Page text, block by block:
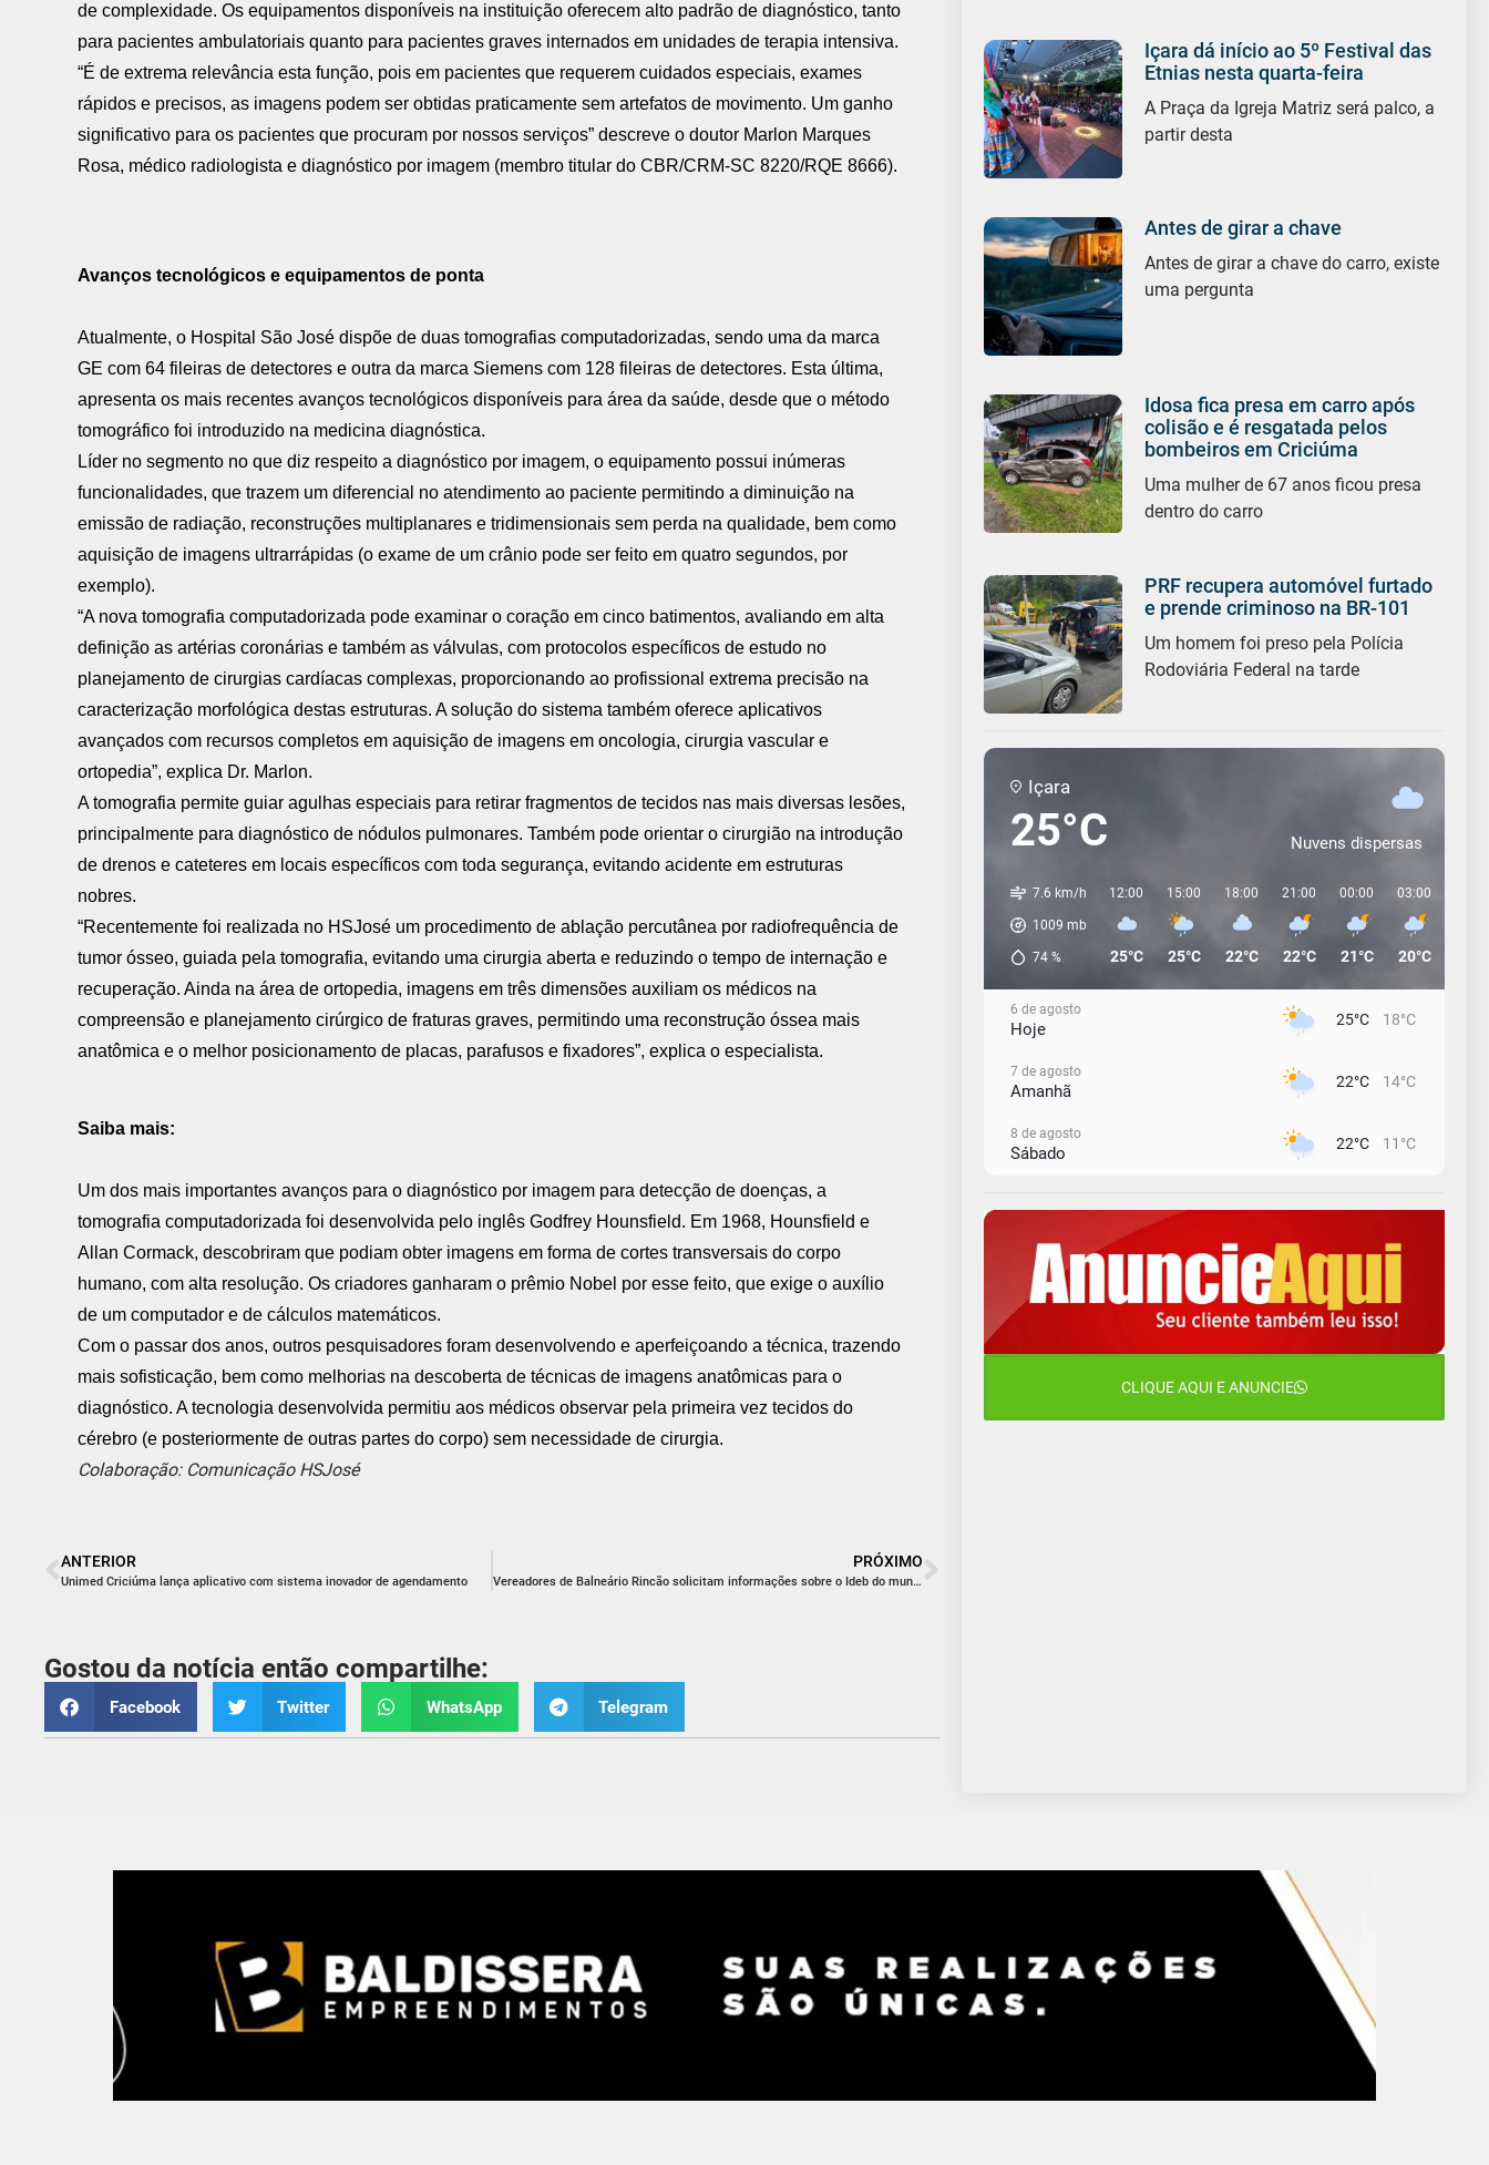
de complexidade. Os equipamentos disponíveis na instituição oferecem alto padrão de diagnóstico, tanto
para pacientes ambulatoriais quanto para pacientes graves internados em unidades de terapia intensiva.
“É de extrema relevância esta função, pois em pacientes que requerem cuidados especiais, exames
rápidos e precisos, as imagens podem ser obtidas praticamente sem artefatos de movimento. Um ganho
significativo para os pacientes que procuram por nossos serviços” descreve o doutor Marlon Marques
Rosa, médico radiologista e diagnóstico por imagem (membro titular do CBR/CRM-SC 8220/RQE 8666).
Avanços tecnológicos e equipamentos de ponta
Atualmente, o Hospital São José dispõe de duas tomografias computadorizadas, sendo uma da marca
GE com 64 fileiras de detectores e outra da marca Siemens com 128 fileiras de detectores. Esta última,
apresenta os mais recentes avanços tecnológicos disponíveis para área da saúde, desde que o método
tomográfico foi introduzido na medicina diagnóstica.
Líder no segmento no que diz respeito a diagnóstico por imagem, o equipamento possui inúmeras
funcionalidades, que trazem um diferencial no atendimento ao paciente permitindo a diminuição na
emissão de radiação, reconstruções multiplanares e tridimensionais sem perda na qualidade, bem como
aquisição de imagens ultrarrápidas (o exame de um crânio pode ser feito em quatro segundos, por
exemplo).
“A nova tomografia computadorizada pode examinar o coração em cinco batimentos, avaliando em alta
definição as artérias coronárias e também as válvulas, com protocolos específicos de estudo no
planejamento de cirurgias cardíacas complexas, proporcionando ao profissional extrema precisão na
caracterização morfológica destas estruturas. A solução do sistema também oferece aplicativos
avançados com recursos completos em aquisição de imagens em oncologia, cirurgia vascular e
ortopedia”, explica Dr. Marlon.
A tomografia permite guiar agulhas especiais para retirar fragmentos de tecidos nas mais diversas lesões,
principalmente para diagnóstico de nódulos pulmonares. Também pode orientar o cirurgião na introdução
de drenos e cateteres em locais específicos com toda segurança, evitando acidente em estruturas
nobres.
“Recentemente foi realizada no HSJosé um procedimento de ablação percutânea por radiofrequência de
tumor ósseo, guiada pela tomografia, evitando uma cirurgia aberta e reduzindo o tempo de internação e
recuperação. Ainda na área de ortopedia, imagens em três dimensões auxiliam os médicos na
compreensão e planejamento cirúrgico de fraturas graves, permitindo uma reconstrução óssea mais
anatômica e o melhor posicionamento de placas, parafusos e fixadores”, explica o especialista.
Saiba mais:
Um dos mais importantes avanços para o diagnóstico por imagem para detecção de doenças, a
tomografia computadorizada foi desenvolvida pelo inglês Godfrey Hounsfield. Em 1968, Hounsfield e
Allan Cormack, descobriram que podiam obter imagens em forma de cortes transversais do corpo
humano, com alta resolução. Os criadores ganharam o prêmio Nobel por esse feito, que exige o auxílio
de um computador e de cálculos matemáticos.
Com o passar dos anos, outros pesquisadores foram desenvolvendo e aperfeiçoando a técnica, trazendo
mais sofisticação, bem como melhorias na descoberta de técnicas de imagens anatômicas para o
diagnóstico. A tecnologia desenvolvida permitiu aos médicos observar pela primeira vez tecidos do
cérebro (e posteriormente de outras partes do corpo) sem necessidade de cirurgia.
Colaboração: Comunicação HSJosé
ANTERIOR
Unimed Criciúma lança aplicativo com sistema inovador de agendamento
PRÓXIMO
Vereadores de Balneário Rincão solicitam informações sobre o Ideb do município
Gostou da notícia então compartilhe:
Facebook Twitter WhatsApp Telegram
Içara dá início ao 5º Festival das
Etnias nesta quarta-feira
A Praça da Igreja Matriz será palco, a
partir desta
Antes de girar a chave
Antes de girar a chave do carro, existe
uma pergunta
Idosa fica presa em carro após
colisão e é resgatada pelos
bombeiros em Criciúma
Uma mulher de 67 anos ficou presa
dentro do carro
PRF recupera automóvel furtado
e prende criminoso na BR-101
Um homem foi preso pela Polícia
Rodoviária Federal na tarde
Içara
25°C Nuvens dispersas
7.6 km/h
1009 mb
74%
12:00
25°C
15:00
25°C
18:00
22°C
21:00
22°C
00:00
21°C
03:00
20°C
6 de agosto
Hoje 25°C 18°C
7 de agosto
Amanhã 22°C 14°C
8 de agosto
Sábado 22°C 11°C
Domingo
10 de agosto
Segunda-Feira
11 de agosto
15°C 9°C
CLIQUE AQUI E ANUNCIE